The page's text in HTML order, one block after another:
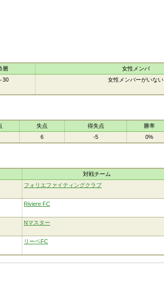
層
女性メンバ
30 女性メンバーがいない
失点 得失点 勝率
6 -5 0%
対戦チーム
フォリエファイティングクラブ
Riviere FC
Nマスター
リーベFC